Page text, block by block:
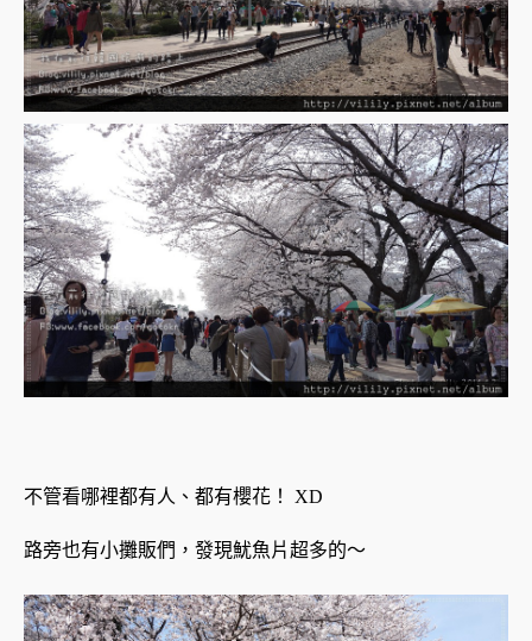
不管看哪裡都有人、都有櫻花！ XD
路旁也有小攤販們，發現魷魚片超多的～